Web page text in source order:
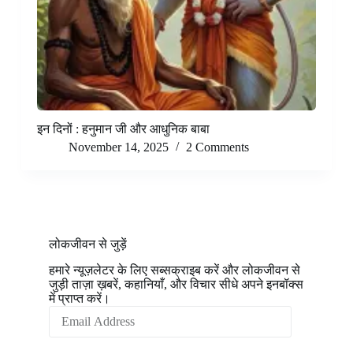
इन दिनों : हनुमान जी और आधुनिक बाबा
November 14, 2025
2 Comments
लोकजीवन से जुड़ें
हमारे न्यूज़लेटर के लिए सब्सक्राइब करें और लोकजीवन से
जुड़ी ताज़ा ख़बरें, कहानियाँ, और विचार सीधे अपने इनबॉक्स
में प्राप्त करें।
Address